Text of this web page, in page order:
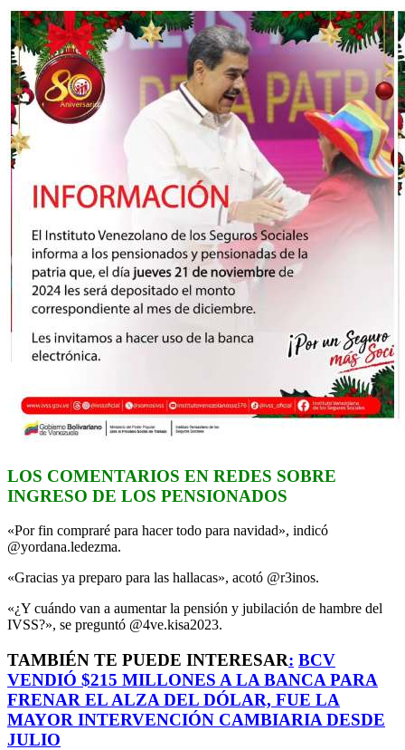
LOS COMENTARIOS EN REDES SOBRE
INGRESO DE LOS PENSIONADOS
«Por fin compraré para hacer todo para navidad», indicó
@yordana.ledezma.
«Gracias ya preparo para las hallacas», acotó @r3inos.
«¿Y cuándo van a aumentar la pensión y jubilación de hambre del
IVSS?», se preguntó @4ve.kisa2023.
TAMBIÉN TE PUEDE INTERESAR: BCV
VENDIÓ $215 MILLONES A LA BANCA PARA
FRENAR EL ALZA DEL DÓLAR, FUE LA
MAYOR INTERVENCIÓN CAMBIARIA DESDE
JULIO